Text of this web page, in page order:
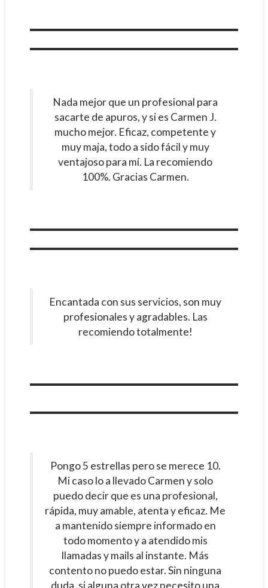
Nada mejor que un profesional para
sacarte de apuros, y si es Carmen J.
mucho mejor. Eficaz, competente y
muy maja, todo a sido fácil y muy
ventajoso para mí. La recomiendo
100%. Gracias Carmen.
Encantada con sus servicios, son muy
profesionales y agradables. Las
recomiendo totalmente!
Pongo 5 estrellas pero se merece 10.
Mi caso lo a llevado Carmen y solo
puedo decir que es una profesional,
rápida, muy amable, atenta y eficaz. Me
a mantenido siempre informado en
todo momento y a atendido mis
llamadas y mails al instante. Más
contento no puedo estar. Sin ninguna
duda, si alguna otra vez necesito una